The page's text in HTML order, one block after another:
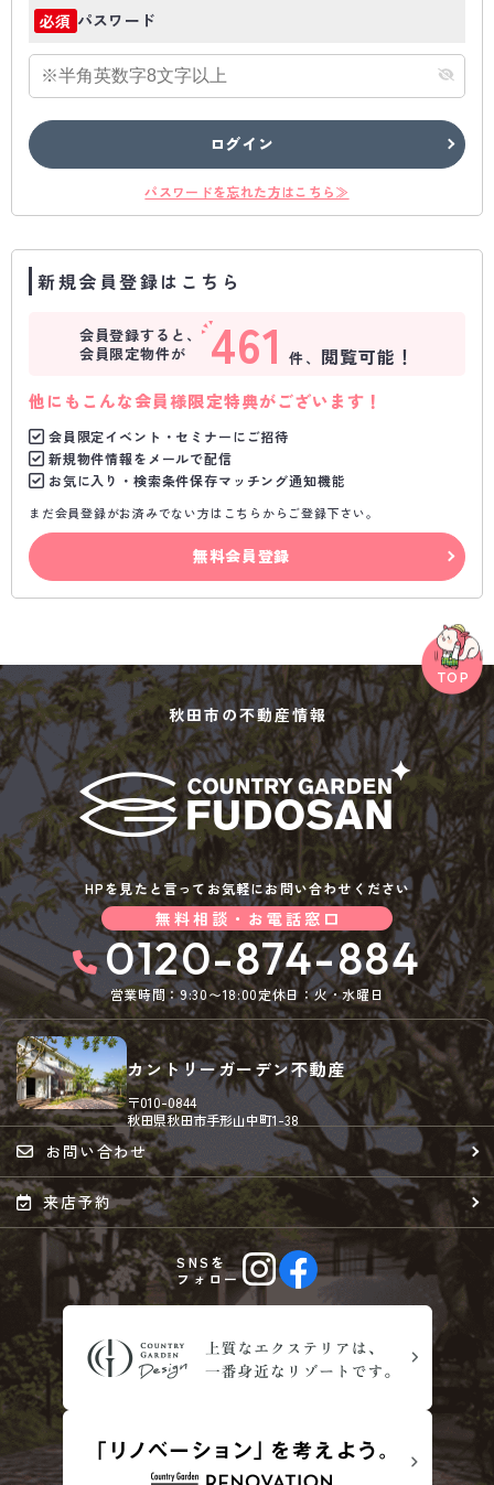
必須 パスワード
ログイン
パスワードを忘れた方はこちら≫
新規会員登録はこちら
会員登録すると、
会員限定物件が
461 件、 閲覧可能！
他にもこんな会員様限定特典がございます！
会員限定イベント・セミナーにご招待
新規物件情報をメールで配信
お気に入り・検索条件保存マッチング通知機能
まだ会員登録がお済みでない方はこちらからご登録下さい。
無料会員登録
秋田市の不動産情報
HPを見たと言ってお気軽にお問い合わせください
無料相談・お電話窓口
0120-874-884
営業時間：9:30〜18:00定休日：火・水曜日
カントリーガーデン不動産
〒010-0844
秋田県秋田市手形山中町1-38
お問い合わせ
来店予約
SNSを
フォロー